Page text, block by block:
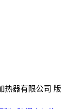
热器有限公司 版